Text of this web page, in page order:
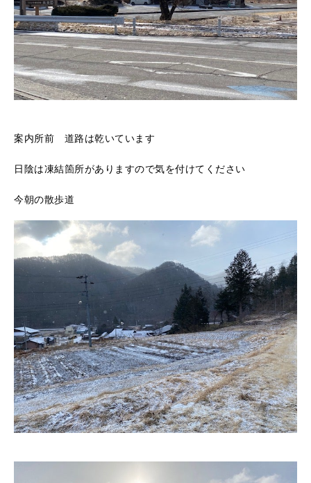
案内所前 道路は乾いています
日陰は凍結箇所がありますので気を付けてください
今朝の散歩道